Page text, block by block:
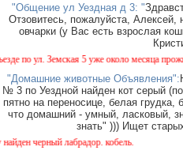
"Общение ул Уездная д 3: "
Отзовитесь, пожалуйста,
овчарки (у Вас есть взрослая
ул. Земская 5 уже около месяца
"Домашние животные Объявления":
№ 3 по Уездной найден кот серый
пятно на переносице, белая
что домашний - умный, ласковый,
знать" ))) Ищет
черный лабрадор. кобель.